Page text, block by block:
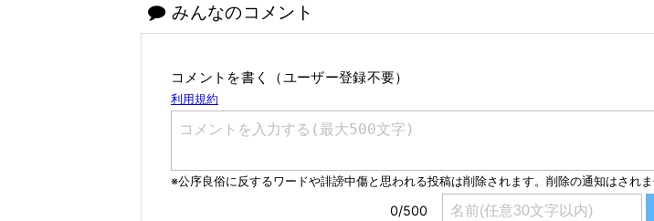
みんなのコメント
コメントを書く（ユーザー登録不要）